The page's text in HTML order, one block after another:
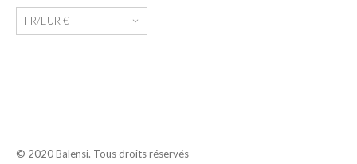
Langues
© 2020 Balensi. Tous droits réservés